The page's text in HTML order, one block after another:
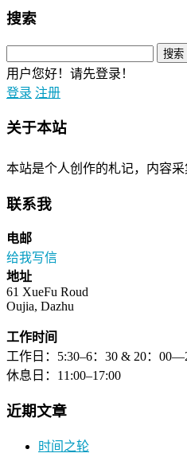
搜索
用户您好！请先登录！
登录 注册
关于本站
本站是个人创作的札记，内容
联系我
电邮
给我写信
地址
61 XueFu Roud
Oujia, Dazhu
工作时间
工作日：5:30–6：30 & 20：
休息日：11:00–17:00
近期文章
时间之轮